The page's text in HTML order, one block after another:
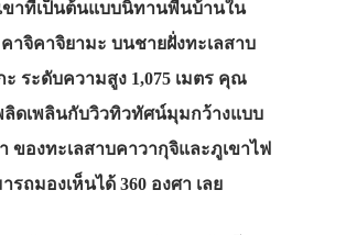
ขาที่เป็นต้นแบบนิทานพื้นบ้านใน
าจิคาจิยามะ บนชายฝั่งทะเลสาบ
ะ ระดับความสูง 1,075 เมตร คุณ
ลิดเพลินกับวิวทิวทัศน์มุมกว้างแบบ
ของทะเลสาบคาวากุจิและภูเขาไฟ
รถมองเห็นได้ 360 องศา เลย